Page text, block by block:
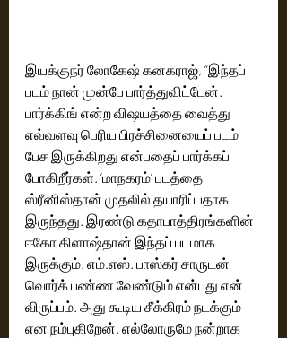
இயக்குநர் லோகேஷ் கனகராஜ், “இந்தப்
படம் நான் முன்பே பார்த்துவிட்டேன்.
பார்க்கிங் என்ற விஷயத்தை வைத்து
எவ்வளவு பெரிய பிரச்சினையைப் படம்
பேச இருக்கிறது என்பதைப் பார்க்கப்
போகிறீர்கள். ‘மாநகரம்’ படத்தை
ஸ்ரீனிஸ்தான் முதலில் தயாரிப்பதாக
இருந்தது. இரண்டு கதாபாத்திரங்களின்
ஈகோ கிளாஷ்தான் இந்தப் படமாக
இருக்கும். எம்.எஸ். பாஸ்கர் சாருடன்
வொர்க் பண்ண வேண்டும் என்பது என்
விருப்பம். அது கூடிய சீக்கிரம் நடக்கும்
என நம்புகிறேன். எல்லோருமே நன்றாக